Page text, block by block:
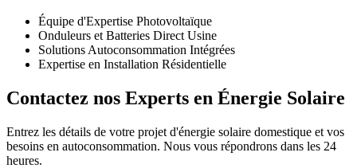
Équipe d'Expertise Photovoltaïque
Onduleurs et Batteries Direct Usine
Solutions Autoconsommation Intégrées
Expertise en Installation Résidentielle
Contactez nos Experts en Énergie Solaire
Entrez les détails de votre projet d'énergie solaire domestique et vos
besoins en autoconsommation. Nous vous répondrons dans les 24
heures.